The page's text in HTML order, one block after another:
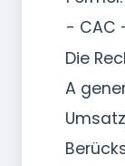
- CAC
Die
A